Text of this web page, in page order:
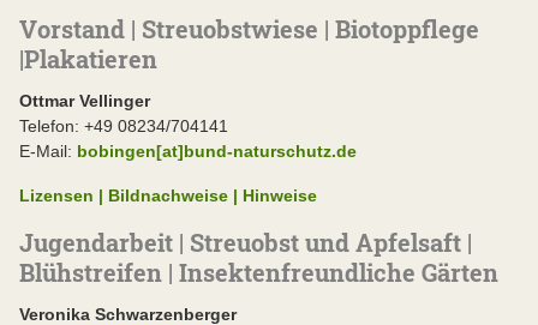
Vorstand | Streuobstwiese | Biotoppflege
|Plakatieren
Ottmar Vellinger
Telefon: +49 08234/704141
E-Mail: bobingen[at]bund-naturschutz.de
Lizensen | Bildnachweise | Hinweise
Jugendarbeit | Streuobst und Apfelsaft |
Blühstreifen | Insektenfreundliche Gärten
Veronika Schwarzenberger